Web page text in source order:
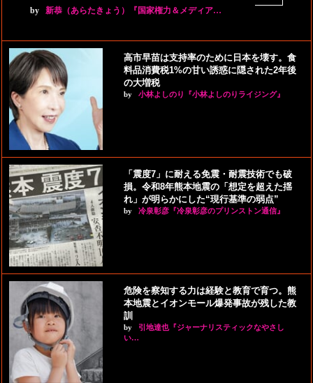
by 新恭（あらたきょう）『国家権力＆メディア…
高市早苗は支持率のために日本を壊す。食
料品消費税1%の甘い誘惑に隠された2年後
の大増税
by 小林よしのり『小林よしのりライジング』
「震度7」に耐える免震・耐震技術でも破
損。令和8年熊本地震の「想定を超えた揺
れ」が明らかにした“現行基準の弱点”
by 冷泉彰彦『冷泉彰彦のプリンストン通信』
危険を察知する力は経験と教育で育つ。熊
本地震とイオンモール爆発事故が残した教
訓
by
引地達也『ジャーナリスティックなやさし
い…